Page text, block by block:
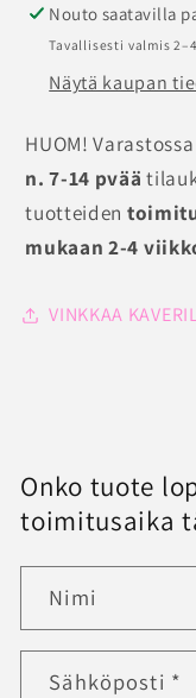
Nouto saatavilla
Tavallisesti valmis
Näytä kaupan
HUOM!
n. 7-14 pvää
tuotteiden
mukaan 2-4
VINKKAA
Onko tuote
toimitusaika
Nimi
Sähköposti *